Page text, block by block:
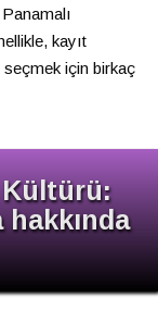
kayıt
seçmek için birkaç
Kültürü:
hakkında